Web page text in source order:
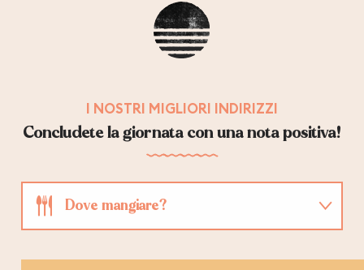
I NOSTRI MIGLIORI INDIRIZZI
Concludete la giornata con una nota positiva!
Dove mangiare?